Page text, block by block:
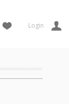
Login